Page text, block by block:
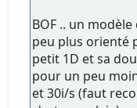
BOF .. un
peu plus orienté
petit 1D et sa
pour un peu
et 30i/s (faut